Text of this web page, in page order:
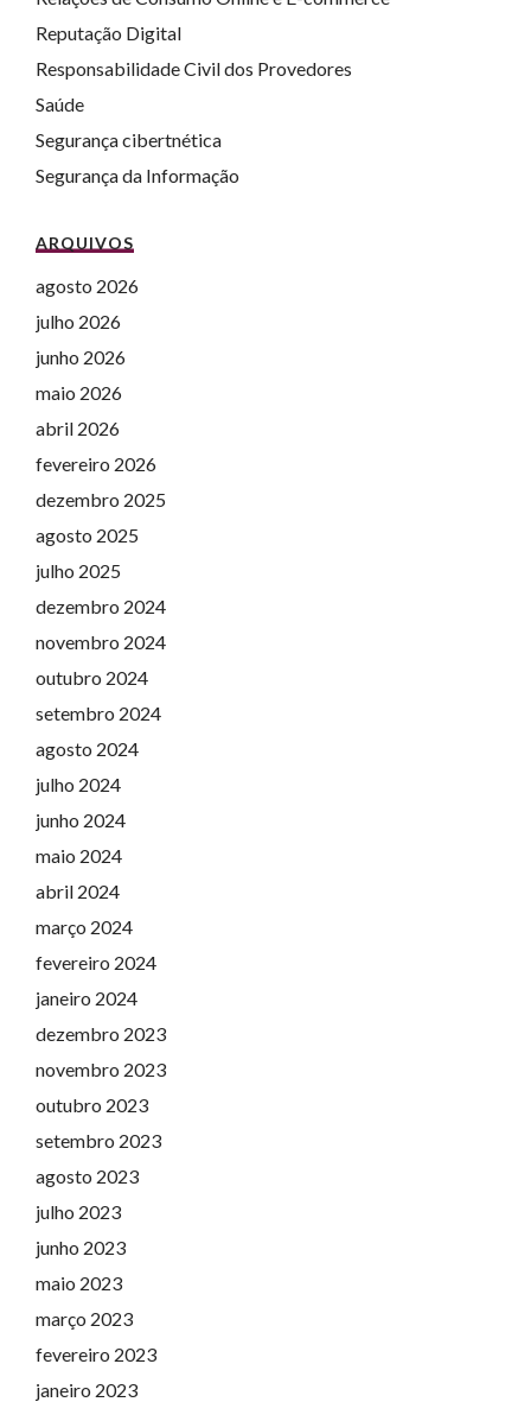
Reputação Digital
Responsabilidade Civil dos Provedores
Saúde
Segurança cibertnética
Segurança da Informação
ARQUIVOS
agosto 2026
julho 2026
junho 2026
maio 2026
abril 2026
fevereiro 2026
dezembro 2025
agosto 2025
julho 2025
dezembro 2024
novembro 2024
outubro 2024
setembro 2024
agosto 2024
julho 2024
junho 2024
maio 2024
abril 2024
março 2024
fevereiro 2024
janeiro 2024
dezembro 2023
novembro 2023
outubro 2023
setembro 2023
agosto 2023
julho 2023
junho 2023
maio 2023
março 2023
fevereiro 2023
janeiro 2023